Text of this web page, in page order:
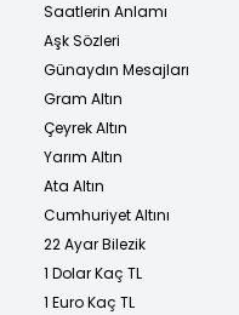
Saatlerin Anlamı
Aşk Sözleri
Günaydın Mesajları
Gram Altın
Çeyrek Altın
Yarım Altın
Ata Altın
Cumhuriyet Altını
22 Ayar Bilezik
1 Dolar Kaç TL
1 Euro Kaç TL